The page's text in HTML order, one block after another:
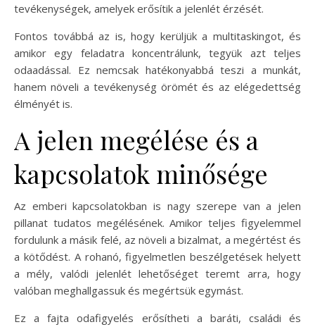
tevékenységek, amelyek erősítik a jelenlét érzését.
Fontos továbbá az is, hogy kerüljük a multitaskingot, és
amikor egy feladatra koncentrálunk, tegyük azt teljes
odaadással. Ez nemcsak hatékonyabbá teszi a munkát,
hanem növeli a tevékenység örömét és az elégedettség
élményét is.
A jelen megélése és a
kapcsolatok minősége
Az emberi kapcsolatokban is nagy szerepe van a jelen
pillanat tudatos megélésének. Amikor teljes figyelemmel
fordulunk a másik felé, az növeli a bizalmat, a megértést és
a kötődést. A rohanó, figyelmetlen beszélgetések helyett
a mély, valódi jelenlét lehetőséget teremt arra, hogy
valóban meghallgassuk és megértsük egymást.
Ez a fajta odafigyelés erősítheti a baráti, családi és